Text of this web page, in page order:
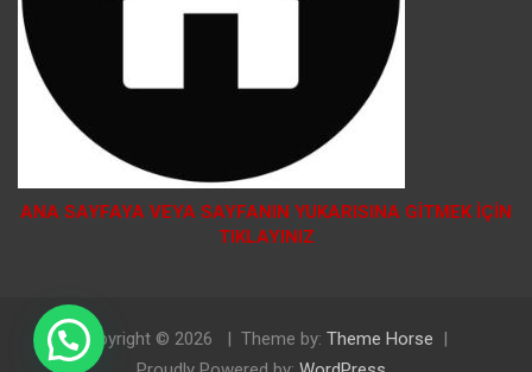
ANA SAYFAYA VEYA SAYFANIN YUKARISINA GİTMEK İÇİN
TIKLAYINIZ
Copyright © 2026 Theme by: Theme Horse
Doğal Tosya Balı Sipariş İçin Tıklayınız